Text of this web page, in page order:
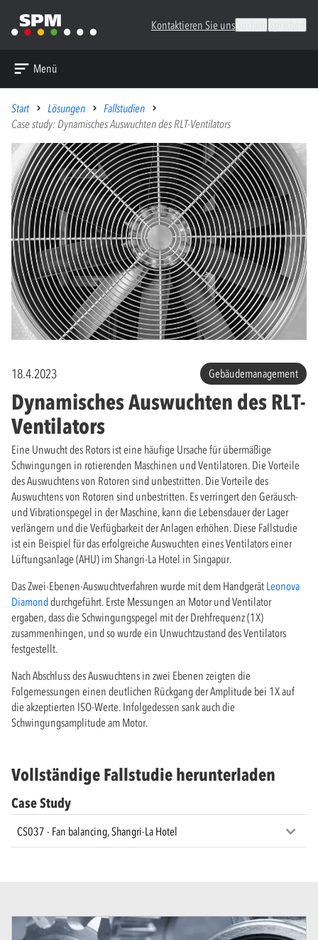
Kontaktieren Sie uns
Menü
Start Lösungen
Fallstudien
Case study: Dynamisches Auswuchten des RLT-Ventilators
18.4.2023 Gebäudemanagement
Dynamisches Auswuchten des RLT-
Ventilators
Eine Unwucht des Rotors ist eine häufige Ursache für übermäßige
Schwingungen in rotierenden Maschinen und Ventilatoren. Die Vorteile
des Auswuchtens von Rotoren sind unbestritten. Die Vorteile des
Auswuchtens von Rotoren sind unbestritten. Es verringert den Geräusch-
und Vibrationspegel in der Maschine, kann die Lebensdauer der Lager
verlängern und die Verfügbarkeit der Anlagen erhöhen. Diese Fallstudie
ist ein Beispiel für das erfolgreiche Auswuchten eines Ventilators einer
Lüftungsanlage (AHU) im Shangri-La Hotel in Singapur.
Das Zwei-Ebenen-Auswuchtverfahren wurde mit dem Handgerät Leonova
Diamonddurchgeführt. Erste Messungen an Motor und Ventilator
ergaben, dass die Schwingungspegel mit der Drehfrequenz (1X)
zusammenhingen, und so wurde ein Unwuchtzustand des Ventilators
festgestellt.
Nach Abschluss des Auswuchtens in zwei Ebenen zeigten die
Folgemessungen einen deutlichen Rückgang der Amplitude bei 1X auf
die akzeptierten ISO-Werte. Infolgedessen sank auch die
Schwingungsamplitude am Motor.
Vollständige Fallstudie herunterladen
Case Study
CS037 - Fan balancing, Shangri-La Hotel